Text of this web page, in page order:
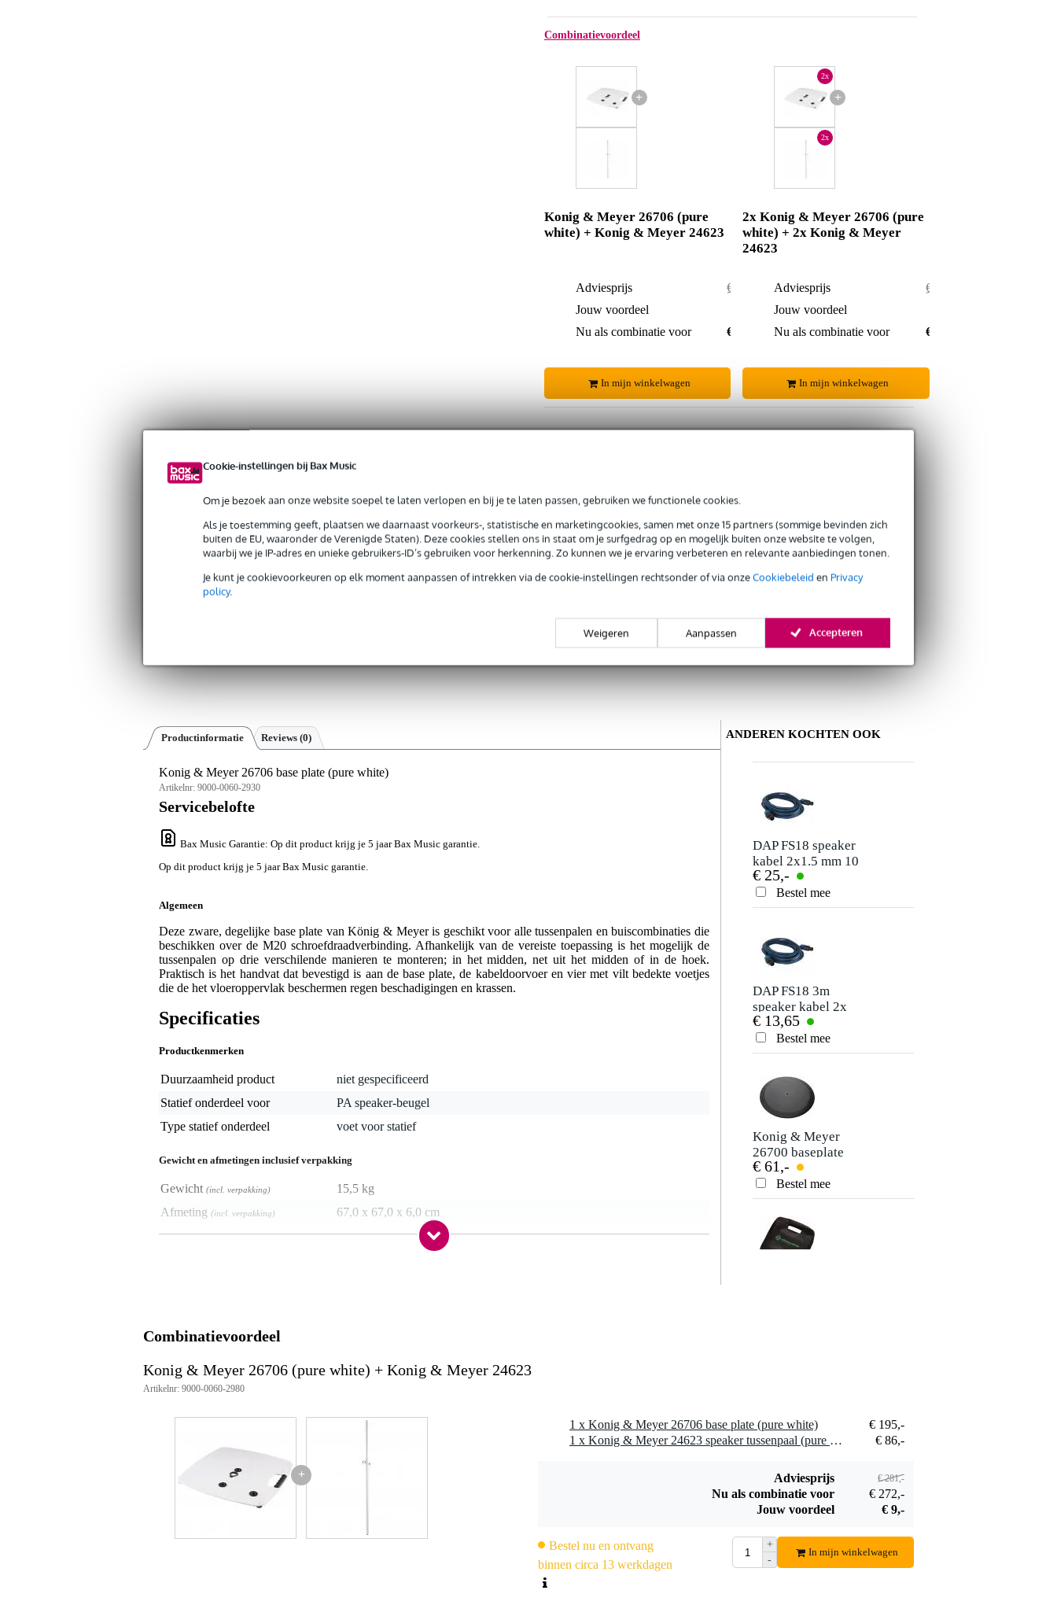
Cookie-instellingen bij Bax Music
Om je bezoek aan onze website soepel te laten verlopen en bij je te laten passen, gebruiken we functionele cookies.
Als je toestemming geeft, plaatsen we daarnaast voorkeurs-, statistische en marketingcookies, samen met onze 15 partners (sommige bevinden zich
buiten de EU, waaronder de Verenigde Staten). Deze cookies stellen ons in staat om je surfgedrag op en mogelijk buiten onze website te volgen,
waarbij we je IP-adres en unieke gebruikers-ID’s gebruiken voor herkenning. Zo kunnen we je ervaring verbeteren en relevante aanbiedingen tonen.
Je kunt je cookievoorkeuren op elk moment aanpassen of intrekken via de cookie-instellingen rechtsonder of via onzeCookiebeleid en Privacy
policy.
Weigeren Aanpassen Accepteren
Combinatievoordeel
+
Konig & Meyer 26706 (pure
white) + Konig & Meyer 24623
Adviesprijs
€ 281,-
Jouw voordeel
Nu als combinatie voor
€ 272,-
In mijn winkelwagen
+
2x
2x
2x Konig & Meyer 26706 (pure
white) + 2x Konig & Meyer
24623
Adviesprijs
€ 562,-
Jouw voordeel
Nu als combinatie voor
€ 527,-
In mijn winkelwagen
Gratis verzending vanaf € 99,-
3 jaar Bax Music garantie
Gratis retourneren
Productinformatie Reviews (0)
Konig & Meyer 26706 base plate (pure white)
Artikelnr: 9000-0060-2930
Servicebelofte
Bax Music Garantie: Op dit product krijg je 5 jaar Bax Music garantie.
Op dit product krijg je 5 jaar Bax Music garantie.
Algemeen
Deze zware, degelijke base plate van König & Meyer is geschikt voor alle tussenpalen en buiscombinaties die
beschikken over de M20 schroefdraadverbinding. Afhankelijk van de vereiste toepassing is het mogelijk de
tussenpalen op drie verschilende manieren te monteren; in het midden, net uit het midden of in de hoek.
Praktisch is het handvat dat bevestigd is aan de base plate, de kabeldoorvoer en vier met vilt bedekte voetjes
die de het vloeroppervlak beschermen regen beschadigingen en krassen.
Specificaties
Productkenmerken
Duurzaamheid product
niet gespecificeerd
Statief onderdeel voor
PA speaker-beugel
Type statief onderdeel
voet voor statief
Gewicht en afmetingen inclusief verpakking
Gewicht (incl. verpakking)
15,5 kg
Afmeting (incl. verpakking) 67,0 x 67,0 x 6,0 cm
kleur: pure white
afmetingen: 550 x 550 x 27.3 mm
Je naam
Je beoordeling
Verstuur
Er zijn nog geen reviews voor dit product.
ANDEREN KOCHTEN OOK
DAP FS18 speaker
kabel 2x1.5 mm 10
meter
€ 25,-
Bestel mee
DAP FS18 3m
speaker kabel 2x
1.5mm
€ 13,65
Bestel mee
Konig & Meyer
26700 baseplate
voor M20-paal
zwart
€ 61,-
Bestel mee
Combinatievoordeel
Konig & Meyer 26706 (pure white) + Konig & Meyer 24623
Artikelnr: 9000-0060-2980
+
1 x Konig & Meyer 26706 base plate (pure white)
€ 195,-
1 x Konig & Meyer 24623 speaker tussenpaal (pure white)
€ 86,-
Adviesprijs € 281,-
Nu als combinatie voor
€ 272,-
Jouw voordeel
€ 9,-
Bestel nu en ontvang
binnen circa 13 werkdagen
+
-
In mijn winkelwagen